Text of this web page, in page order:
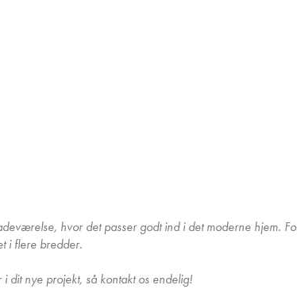
hvor det passer godt ind i det moderne hjem.
i flere bredder.
dit nye projekt, så kontakt os endelig!